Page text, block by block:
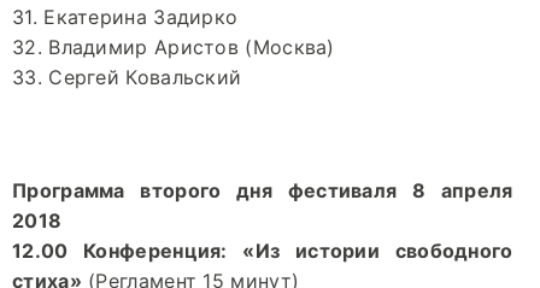
31. Екатерина Задирко
32. Владимир Аристов (Москва)
33. Сергей Ковальский
Программа второго дня фестиваля 8 апреля
2018
12.00 Конференция: «Из истории свободного
стиха» (Регламент 15 минут)